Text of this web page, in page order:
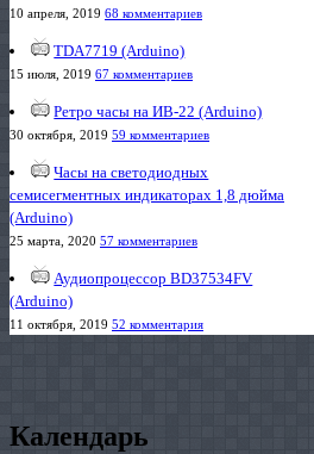
10 апреля, 2019 68 комментариев
TDA7719 (Arduino)
15 июля, 2019 67 комментариев
Ретро часы на ИВ-22 (Arduino)
30 октября, 2019 59 комментариев
Часы на светодиодных
семисегментных индикаторах 1,8 дюйма
(Arduino)
25 марта, 2020 57 комментариев
Аудиопроцессор BD37534FV
(Arduino)
11 октября, 2019 52 комментария
Календарь